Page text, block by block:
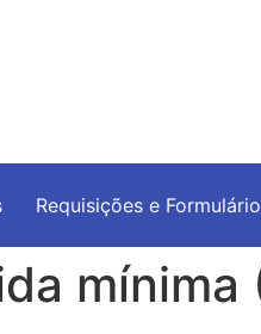
Requisições e
mínima